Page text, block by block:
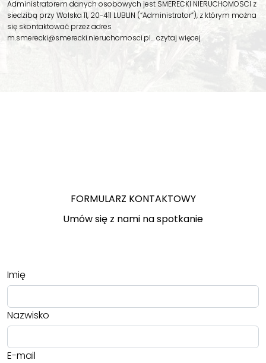
Administratorem danych osobowych jest SMERECKI NIERUCHOMOSCI z
siedzibą przy Wolska 11, 20-411 LUBLIN (“Administrator”), z którym można
się skontaktować przez adres
m.smerecki@smerecki.nieruchomosci.pl…czytaj więcej
FORMULARZ KONTAKTOWY
Umów się z nami na spotkanie
Imię
Nazwisko
E-mail